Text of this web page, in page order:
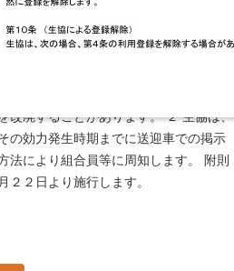
用に関して、生協が利用者に賠償する
車保険における補償の適用範囲となり
起因する事故以外は補償の対象となり
廃） 生協は、サービスの充実・合理
他本サービスの円滑な実施のため必要
改廃することがあります。 ２ 生協は、
の効力発生時期までに送迎車での掲示
法により組合員等に周知します。 附則
２２日より施行します。